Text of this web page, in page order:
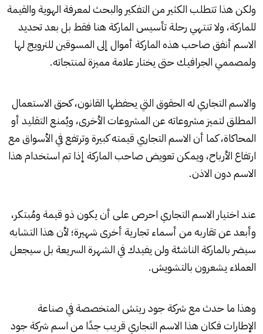
ولكن هذا تتطلب الكثير من التفكير والبحث لمعرفة الهوية والقيمة
للماركة، ولا تنتهي رحلة تأسيس الماركة هنا فقط بل بعد تحديد
الاسم أنفق صاحب هذه الماركة أموال إلى المسوقين للترويج لها
ولمصممي الجرافيك حتى يختار علامة مميزة لمنتجاته.
والاسم التجاري له الحقوق التي يحفظها القانون، كحق الاستعمال
المطلق لتميز مشروعاته عن المشروعات الأخرى، ويُمنع التقليد أو
المحاكاة، كما أن الاسم التجاري قيمته كبيرة وترتفع في الأسواق مع
ارتفاع الأرباح، ويمكن تعويض صاحب الماركة إذا تم استخدام هذا
الاسم دون الاذن.
عند اختيار الاسم التجاري احرص على أن يكون ذو قيمة ومُبتكر،
وأبعد عن تقاربه من أسماء تجارية أخرى شهيرة؛ لأن هذا التشابه
سيضر بالماركة الناشئة ولن يفيدك في الشهرة السريعة بل سيجعل
العملاء يشعرون بالتشويش.
وهذا ما حدث مع شركة جود ريتش المتخصصة في صناعة
الإطارات فكان هذا الاسم التجاري قريب جدًا من اسم شركة جود